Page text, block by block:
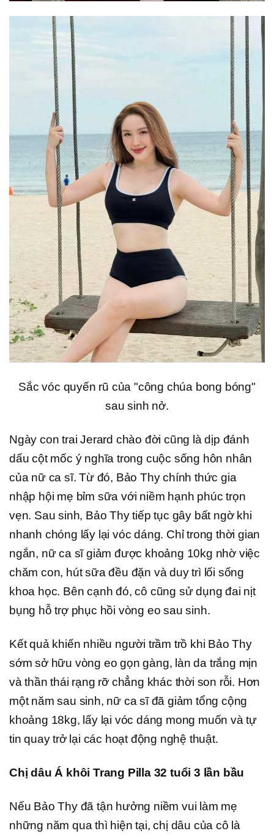
Sắc vóc quyến rũ của "công chúa bong bóng"
sau sinh nở.
Ngày con trai Jerard chào đời cũng là dịp đánh
dấu cột mốc ý nghĩa trong cuộc sống hôn nhân
của nữ ca sĩ. Từ đó, Bảo Thy chính thức gia
nhập hội mẹ bỉm sữa với niềm hạnh phúc trọn
vẹn. Sau sinh, Bảo Thy tiếp tục gây bất ngờ khi
nhanh chóng lấy lại vóc dáng. Chỉ trong thời gian
ngắn, nữ ca sĩ giảm được khoảng 10kg nhờ việc
chăm con, hút sữa đều đặn và duy trì lối sống
khoa học. Bên cạnh đó, cô cũng sử dụng đai nịt
bụng hỗ trợ phục hồi vòng eo sau sinh.
Kết quả khiến nhiều người trầm trồ khi Bảo Thy
sớm sở hữu vòng eo gọn gàng, làn da trắng mịn
và thần thái rạng rỡ chẳng khác thời son rỗi. Hơn
một năm sau sinh, nữ ca sĩ đã giảm tổng cộng
khoảng 18kg, lấy lại vóc dáng mong muốn và tự
tin quay trở lại các hoạt động nghệ thuật.
Chị dâu Á khôi Trang Pilla 32 tuổi 3 lần bầu
Nếu Bảo Thy đã tận hưởng niềm vui làm mẹ
những năm qua thì hiện tại, chị dâu của cô là